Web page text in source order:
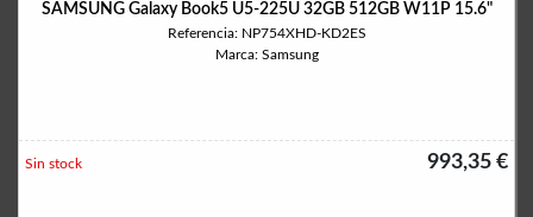
SAMSUNG Galaxy Book5 U5-225U 32GB 512GB W11P 15.6"
Referencia: NP754XHD-KD2ES
Marca: Samsung
993,35 €
Sin stock